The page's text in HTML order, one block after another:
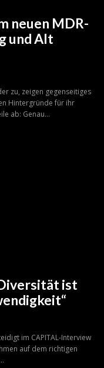
neuen MDR-
und Alt
zu, zeigen gegenseitiges
Hintergründe für ihr
ab: Genau...
ist
im CAPITAL-Interview
auf dem richtigen